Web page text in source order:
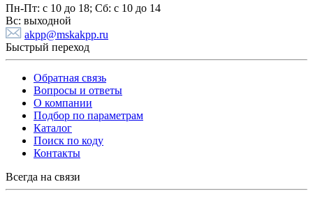
Пн-Пт: с 10 до 18; Cб: с 10 до 14
Вс: выходной
akpp@mskakpp.ru
Быстрый переход
Обратная связь
Вопросы и ответы
О компании
Подбор по параметрам
Каталог
Поиск по коду
Контакты
Всегда на связи